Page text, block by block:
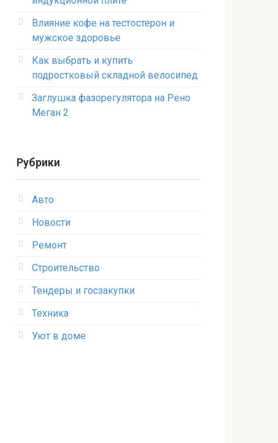
Влияние кофе на тестостерон и
мужское здоровье
Как выбрать и купить
подростковый складной велосипед
Заглушка фазорегулятора на Рено
Меган 2
Рубрики
Авто
Новости
Ремонт
Строительство
Тендеры и госзакупки
Техника
Уют в доме